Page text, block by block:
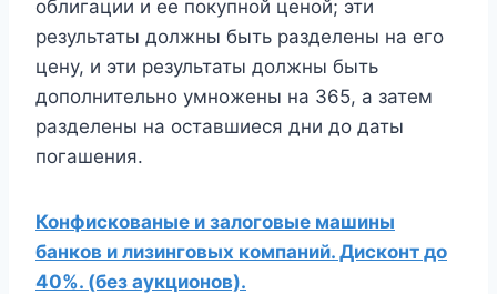
облигации и ее покупной ценой; эти
результаты должны быть разделены на его
цену, и эти результаты должны быть
дополнительно умножены на 365, а затем
разделены на оставшиеся дни до даты
погашения.
Конфискованые и залоговые машины
банков и лизинговых компаний. Дисконт до
40%. (без аукционов).